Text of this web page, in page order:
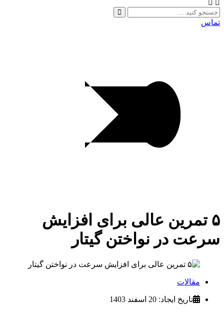
تماس
۵ تمرین عالی برای افزایش
سرعت در نواختن گیتار
مقالات
تاریخ ایجاد: 20 اسفند 1403